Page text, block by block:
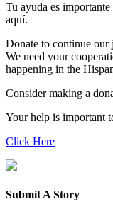
Tu ayuda es
aquí.
Donate to continue
We need your
happening in the
Consider making a
Your help is important
Click Here
Submit A Story